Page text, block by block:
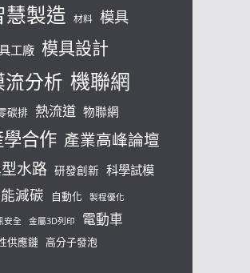
慧製造 材料 模具
工廠 模具設計
流分析 機聯網
碳排 熱流道 物聯網
學合作 產業高峰論壇
水路 研發創新 科學試模
減碳 自動化 製程優化
安全 金屬3D列印 電動車
供應鏈 高分子發泡